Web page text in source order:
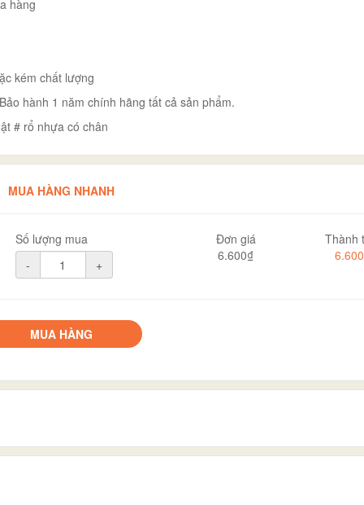
hàng
kém chất lượng
hành 1 năm chính hãng tất cả sản phẩm.
# rổ nhựa có chân
MUA HÀNG NHANH
Số lượng mua
-
+
Đơn giá
6.600₫
Thành
MUA HÀNG